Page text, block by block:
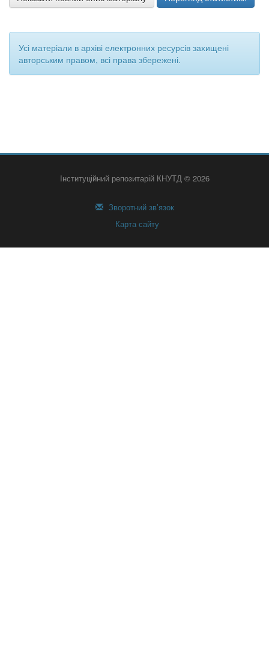
Усі матеріали в архіві електронних ресурсів захищені
авторським правом, всі права збережені.
Інституційний репозитарій КНУТД © 2026
Зворотний зв’язок
Карта сайту